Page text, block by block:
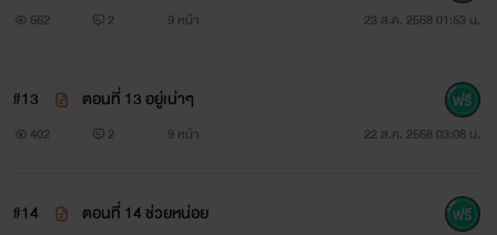
562 2 9 หน้า 23 ส.ค. 2568 01:53 น.
#13 ตอนที่ 13 อยู่เน่าๆ
402 2 9 หน้า 22 ส.ค. 2568 03:08 น.
#14 ตอนที่ 14 ช่วยหน่อย